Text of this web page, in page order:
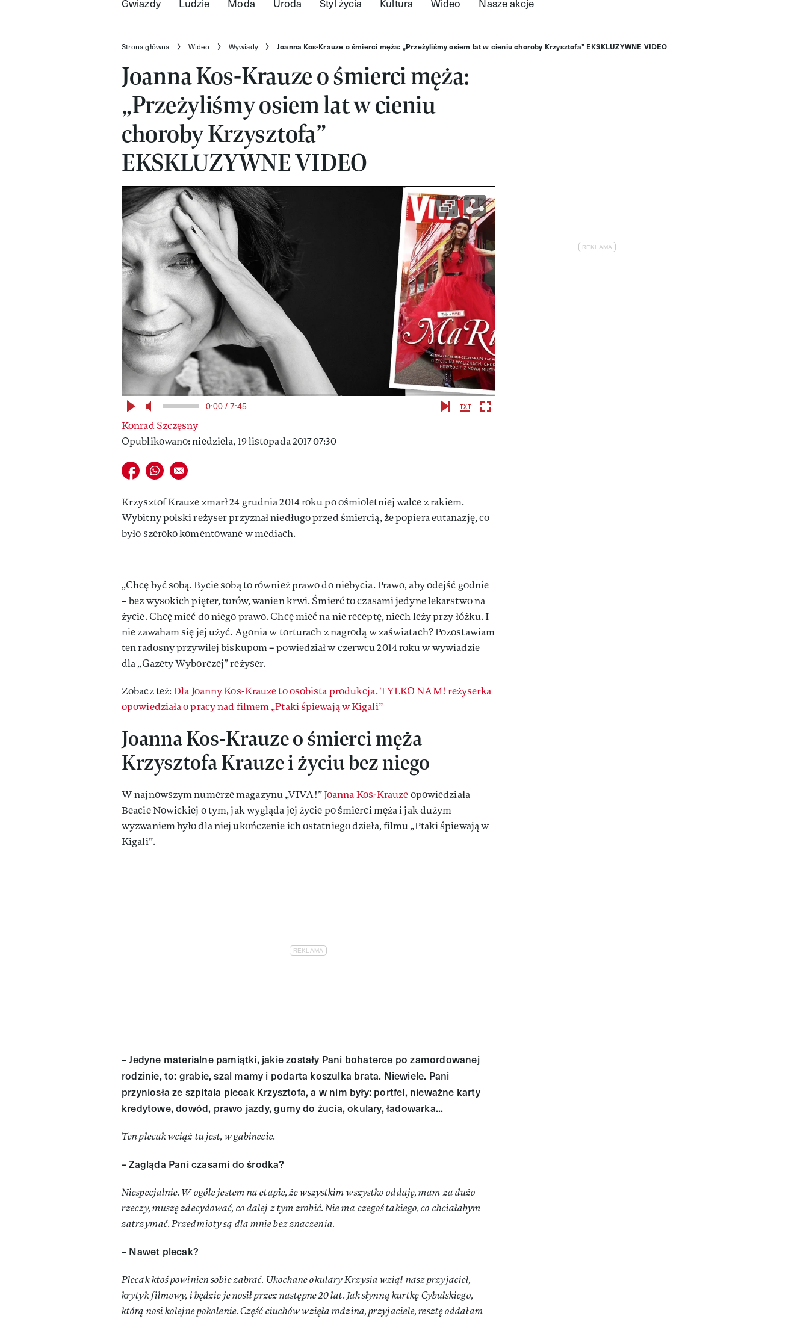
Strona główna Wideo Wywiady Joanna Kos-Krauze o śmierci męża: „Przeżyliśmy osiem lat w cieniu choroby Krzysztofa” EKSKLUZYWNE VIDEO
Joanna Kos-Krauze o śmierci męża:
„Przeżyliśmy osiem lat w cieniu
choroby Krzysztofa”
EKSKLUZYWNE VIDEO
0:00 / 7:45
Konrad Szczęsny
Opublikowano: niedziela, 19 listopada 2017 07:30
Udostępnij na facebook
Udostępnij na whatsapp
E-mail do przyjaciela
Krzysztof Krauze zmarł 24 grudnia 2014 roku po ośmioletniej walce z rakiem.
Wybitny polski reżyser przyznał niedługo przed śmiercią, że popiera eutanazję, co
było szeroko komentowane w mediach.
„Chcę być sobą. Bycie sobą to również prawo do niebycia. Prawo, aby odejść godnie
– bez wysokich pięter, torów, wanien krwi. Śmierć to czasami jedyne lekarstwo na
życie. Chcę mieć do niego prawo. Chcę mieć na nie receptę, niech leży przy łóżku. I
nie zawaham się jej użyć. Agonia w torturach z nagrodą w zaświatach? Pozostawiam
ten radosny przywilej biskupom – powiedział w czerwcu 2014 roku w wywiadzie
dla „Gazety Wyborczej” reżyser.
Zobacz też:Dla Joanny Kos-Krauze to osobista produkcja. TYLKO NAM! reżyserka
opowiedziała o pracy nad filmem „Ptaki śpiewają w Kigali”
Joanna Kos-Krauze o śmierci męża
Krzysztofa Krauze i życiu bez niego
W najnowszym numerze magazynu „VIVA!”Joanna Kos-Krauzeopowiedziała
Beacie Nowickiej o tym, jak wygląda jej życie po śmierci męża i jak dużym
wyzwaniem było dla niej ukończenie ich ostatniego dzieła, filmu „Ptaki śpiewają w
Kigali”.
– Jedyne materialne pamiątki, jakie zostały Pani bohaterce po zamordowanej
rodzinie, to: grabie, szal mamy i podarta koszulka brata. Niewiele. Pani
przyniosła ze szpitala plecak Krzysztofa, a w nim były: portfel, nieważne karty
kredytowe, dowód, prawo jazdy, gumy do żucia, okulary, ładowarka...
Ten plecak wciąż tu jest, w gabinecie.
– Zagląda Pani czasami do środka?
Niespecjalnie. W ogóle jestem na etapie, że wszystkim wszystko oddaję, mam za dużo
rzeczy, muszę zdecydować, co dalej z tym zrobić. Nie ma czegoś takiego, co chciałabym
zatrzymać. Przedmioty są dla mnie bez znaczenia.
– Nawet plecak?
Plecak ktoś powinien sobie zabrać. Ukochane okulary Krzysia wziął nasz przyjaciel,
krytyk filmowy, i będzie je nosił przez następne 20 lat. Jak słynną kurtkę Cybulskiego,
którą nosi kolejne pokolenie. Część ciuchów wzięła rodzina, przyjaciele, resztę oddałam